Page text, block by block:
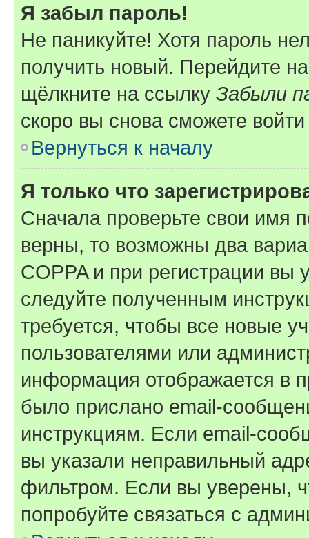
Я забыл пароль!
Не паникуйте! Хотя пароль
получить новый. Перейдите
щёлкните на ссылку Забыли
скоро вы снова сможете
Вернуться к началу
Я только что
Сначала проверьте свои имя
верны, то возможны два
COPPA и при регистрации вы
следуйте полученным
требуется, чтобы все новые
пользователями или
информация отображается в
было прислано email-
инструкциям. Если email-
вы указали неправильный
фильтром. Если вы уверены,
попробуйте связаться с